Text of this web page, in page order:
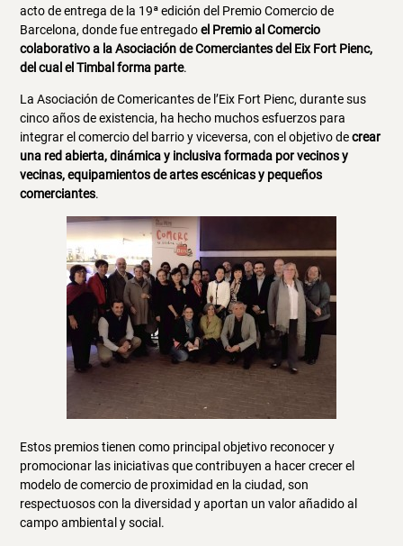
acto de entrega de la 19ª edición del Premio Comercio de
Barcelona, donde fue entregadoel Premio al Comercio
colaborativo a la Asociación de Comerciantes del Eix Fort Pienc,
del cual el Timbal forma parte.
La Asociación de Comericantes de l’Eix Fort Pienc, durante sus
cinco años de existencia, ha hecho muchos esfuerzos para
integrar el comercio del barrio y viceversa, con el objetivo decrear
una red abierta, dinámica y inclusiva formada por vecinos y
vecinas, equipamientos de artes escénicas y pequeños
comerciantes.
Estos premios tienen como principal objetivo reconocer y
promocionar las iniciativas que contribuyen a hacer crecer el
modelo de comercio de proximidad en la ciudad, son
respectuosos con la diversidad y aportan un valor añadido al
campo ambiental y social.